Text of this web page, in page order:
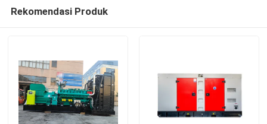
Rekomendasi Produk